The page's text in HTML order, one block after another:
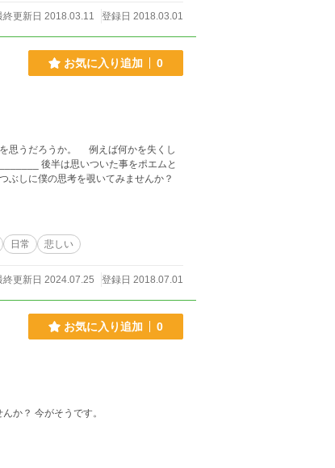
終更新日 2018.03.11 登録日 2018.03.01
お気に入り追加 0
ぶしに僕の思考を覗いてみませんか？
日常 悲しい
終更新日 2024.07.25 登録日 2018.07.01
お気に入り追加 0
電卓を叩いてたり、難しいことばかり考えてると 唐突にバカバカしいことをしたくなりませんか？ 今がそうです。